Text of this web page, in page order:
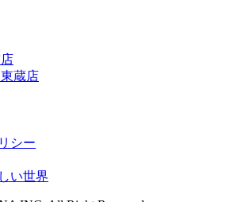
蔵店
シー
い世界